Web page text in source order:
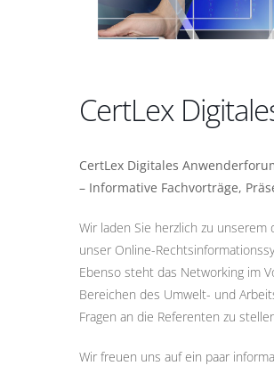
CertLex
CertLex Digitales
– Informative Fachvorträge,
Wir laden Sie herzlich zu
unser Online-
Ebenso steht das Networking im
Bereichen des Umwelt- und
Fragen an die Referenten zu
Wir freuen uns auf ein paar